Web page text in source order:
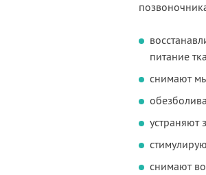
питание
снимают
устраняют
снимают